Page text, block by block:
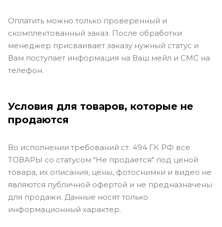
Оплатить можно только проверенный и
скомплектованный заказ. После обработки
менеджер присваивает заказу нужный статус и
Вам поступает информация на Ваш мейл и СМС на
телефон.
Условия для товаров, которые не
продаются
Во исполнении требований ст. 494 ГК РФ все
ТОВАРЫ со статусом "Не продается" под ценой
товара, их описания, цены, фотоснимки и видео не
являются публичной офертой и не предназначены
для продажи. Данные носят только
информационный характер.